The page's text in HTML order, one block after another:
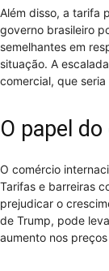
Além disso, a tarifa
governo brasileiro
semelhantes em
situação. A
comercial, que
O papel
O comércio
Tarifas e barreiras
prejudicar o
de Trump, pode
aumento nos